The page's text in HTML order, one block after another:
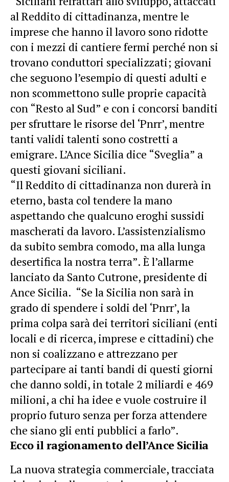
al Reddito di cittadinanza, mentre le
imprese che hanno il lavoro sono ridotte
con i mezzi di cantiere fermi perché non si
trovano conduttori specializzati; giovani
che seguono l’esempio di questi adulti e
non scommettono sulle proprie capacità
con “Resto al Sud” e con i concorsi banditi
per sfruttare le risorse del ‘Pnrr’, mentre
tanti validi talenti sono costretti a
emigrare. L’Ance Sicilia dice “Sveglia” a
questi giovani siciliani.
“Il Reddito di cittadinanza non durerà in
eterno, basta col tendere la mano
aspettando che qualcuno eroghi sussidi
mascherati da lavoro. L’assistenzialismo
da subito sembra comodo, ma alla lunga
desertifica la nostra terra”. È l’allarme
lanciato da Santo Cutrone, presidente di
Ance Sicilia. “Se la Sicilia non sarà in
grado di spendere i soldi del ‘Pnrr’, la
prima colpa sarà dei territori siciliani (enti
locali e di ricerca, imprese e cittadini) che
non si coalizzano e attrezzano per
partecipare ai tanti bandi di questi giorni
che danno soldi, in totale 2 miliardi e 469
milioni, a chi ha idee e vuole costruire il
proprio futuro senza per forza attendere
che siano gli enti pubblici a farlo”.
Ecco il ragionamento dell’Ance Sicilia
La nuova strategia commerciale, tracciata